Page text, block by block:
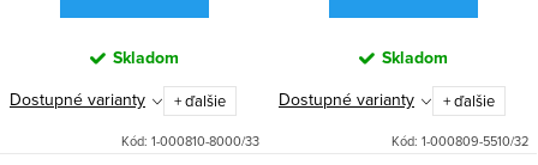
Skladom
Dostupné varianty
+ ďalšie
Kód: 1-000810-8000/33
Skladom
Dostupné varianty
+ ďalšie
Kód: 1-000809-5510/32